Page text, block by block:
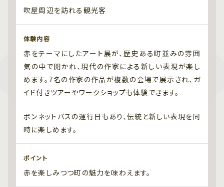
吹屋周辺を訪れる観光客
体験内容
赤をテーマにしたアート展が、歴史ある町並みの雰囲
気の中で開かれ、現代の作家による新しい表現が楽し
めます。7名の作家の作品が複数の会場で展示され、ガ
イド付きツアーやワークショップも体験できます。
ボンネットバスの運行日もあり、伝統と新しい表現を同
時に楽しめます。
ポイント
赤を楽しみつつ町の魅力を味わえます。